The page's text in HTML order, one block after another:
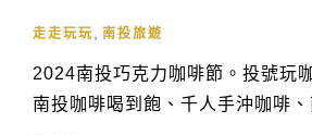
走走玩玩 南投旅遊
2024南投巧克力咖啡節。投號玩
南投咖啡喝到飽、千人手沖咖啡、